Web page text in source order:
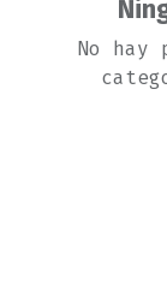
No hay